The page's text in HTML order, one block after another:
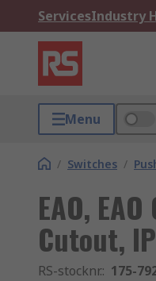
ServicesIndustry
Menu
/ Switches /
EAO,
Cutout,
RS-stocknr.: 175-